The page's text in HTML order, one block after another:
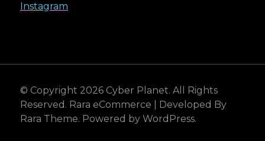
Instagram
© Copyright 2026 Cyber Planet. All Rights
Reserved. Rara eCommerce | Developed By
Rara Theme. Powered by WordPress.